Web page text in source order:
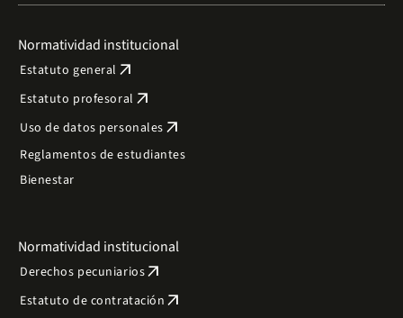
Normatividad institucional
Estatuto general arrow_outward
Estatuto profesoral arrow_outward
Uso de datos personales arrow_outward
Reglamentos de estudiantes
Bienestar
Normatividad institucional
Derechos pecuniariosarrow_outward
Estatuto de contratación arrow_outward